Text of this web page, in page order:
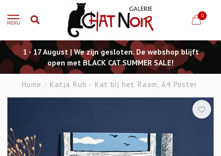
MENU
0
1 - 17 August | We zijn gesloten. De webshop blijft
open met BLACK CAT SUMMER SALE!
Home / Katja Rub - Kat bij het Raam, A4 Poster